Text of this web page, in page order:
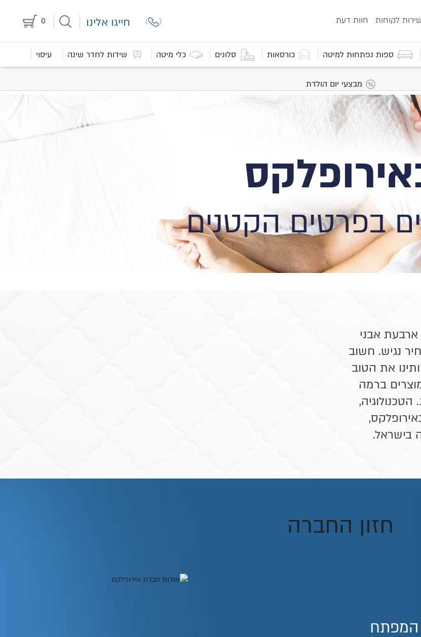
שירות לקוחות חוות דעת 0 חייגו אלינו
ספות נפתחות למיטה כורסאות סלונים כלי מיטה שידות לחדר שינה עיסוי
מבצעי יום הולדת
בפרטים הקטנים
את ארבעת אבני
נגיש. חשוב
את הטוב
ברמה
בישראל.
חזון החברה
המפתח